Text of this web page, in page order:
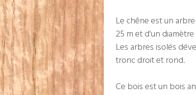
Le chêne est un
25 m et d'un
Les arbres isolés
tronc droit et rond.
Ce bois est un bois